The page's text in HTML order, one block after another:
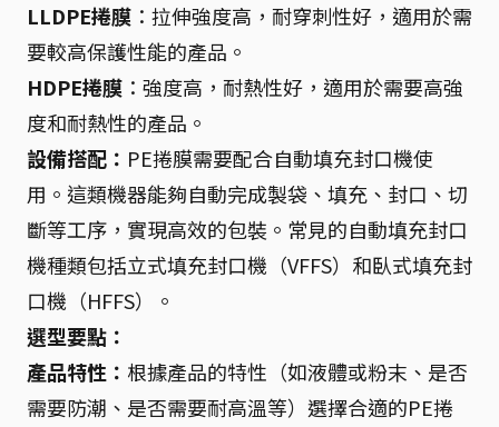
LLDPE捲膜 ：拉伸強度高，耐穿刺性好，適用於需
要較高保護性能的產品。
HDPE捲膜 ：強度高，耐熱性好，適用於需要高強
度和耐熱性的產品。
設備搭配： PE捲膜需要配合自動填充封口機使
用。這類機器能夠自動完成製袋、填充、封口、切
斷等工序，實現高效的包裝。常見的自動填充封口
機種類包括立式填充封口機（VFFS）和臥式填充封
口機（HFFS）。
選型要點：
產品特性： 根據產品的特性（如液體或粉末、是否
需要防潮、是否需要耐高溫等）選擇合適的PE捲